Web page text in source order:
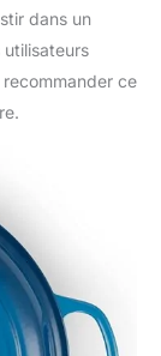
le
de
à la
dans un
ce